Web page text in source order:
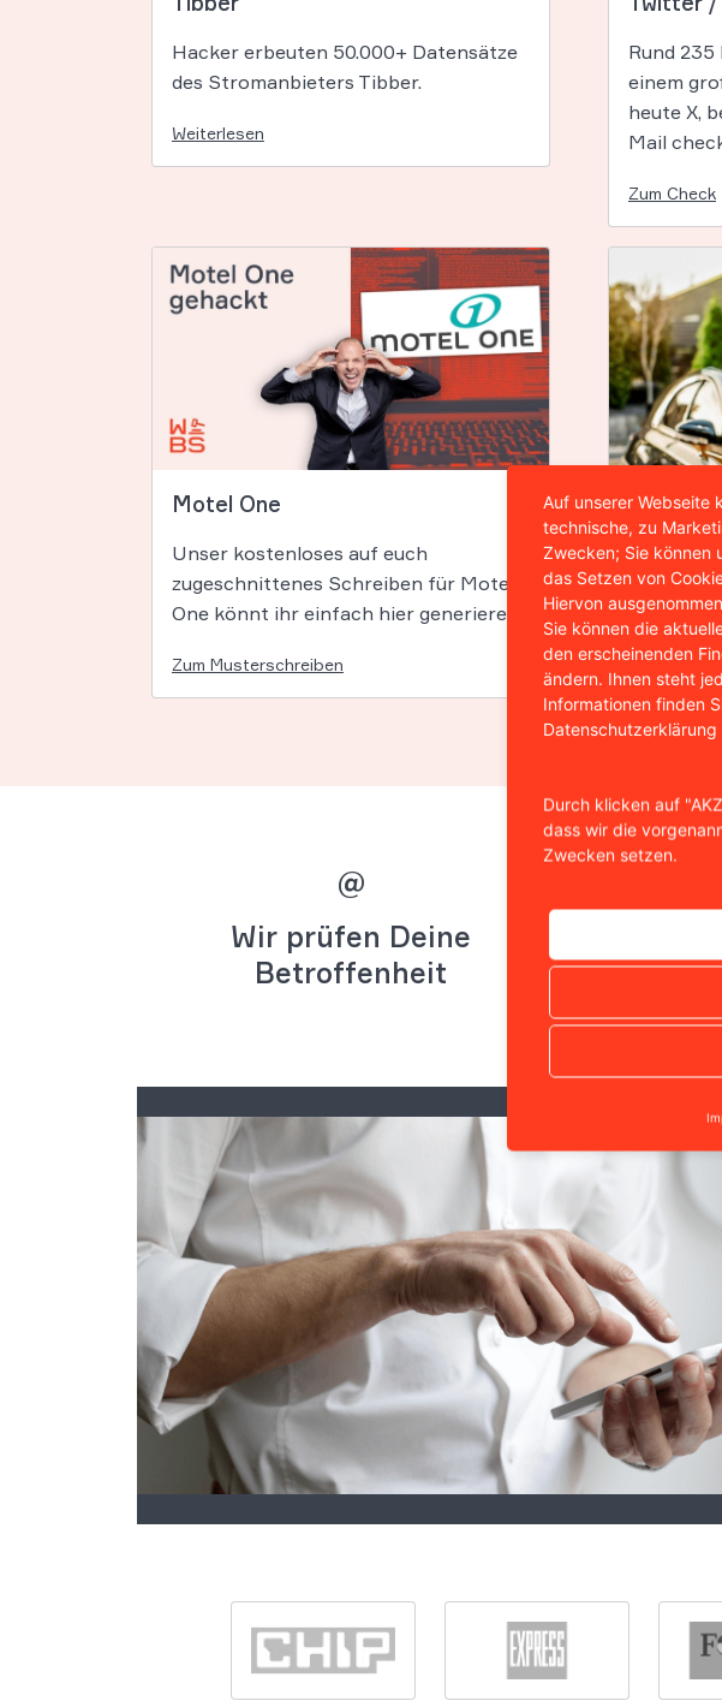
Hacker erbeuten 50.000+ Datensätze
des Stromanbieters Tibber.
Weiterlesen
Rund
einem
heute X,
Mail
Zum Check
Motel One
Unser kostenloses auf euch
zugeschnittenes Schreiben für Motel
One könnt ihr einfach hier generieren:
Zum Musterschreiben
easypark
Die Park-
mit, dass
Zum
@
Wir prüfen Deine
Betroffenheit
Auf unserer Webseite
technische, zu
Zwecken; Sie können
das Setzen von
Hiervon
Sie können die
den erscheinenden
ändern. Ihnen steht
Informationen finden
Durch klicken auf
dass wir die
Zwecken setzen.